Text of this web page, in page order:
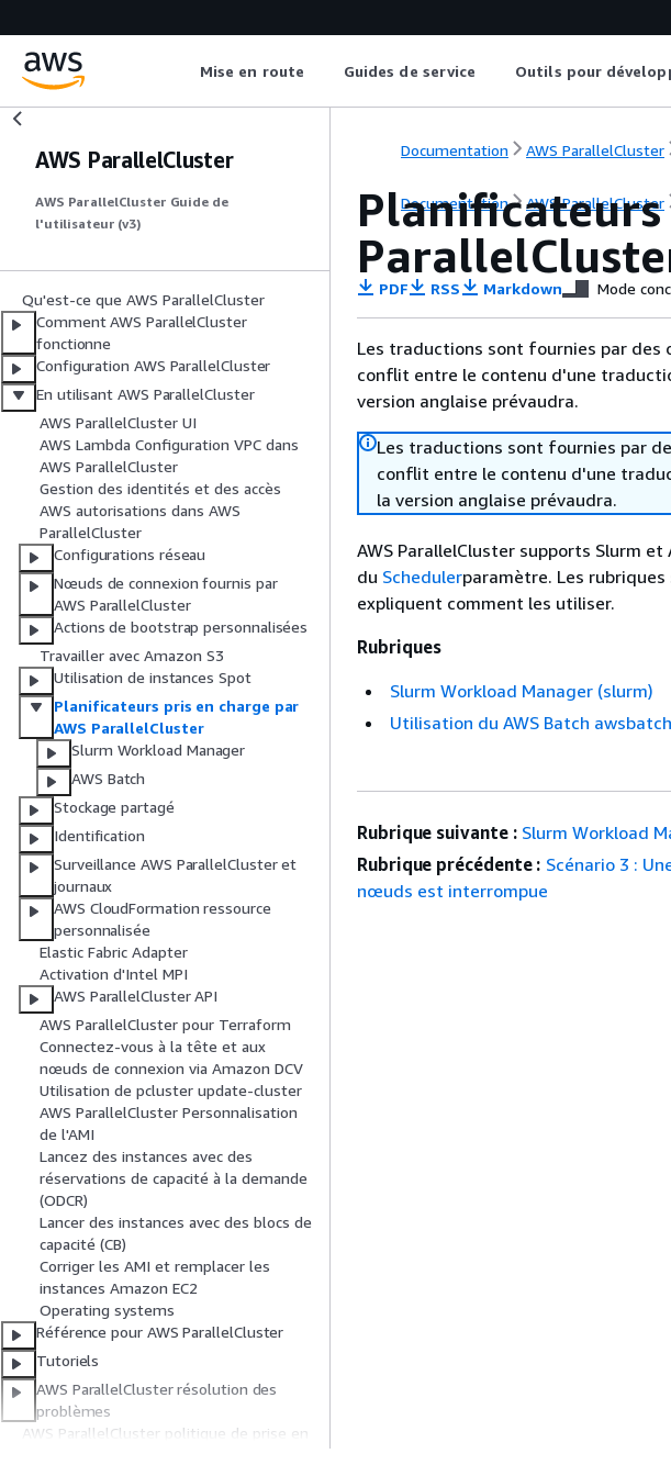
Mise en route Guides de service Outils pour
AWS ParallelCluster
AWS ParallelCluster Guide de
l'utilisateur (v3)
Qu'est-ce que AWS ParallelCluster
Comment AWS ParallelCluster
fonctionne
Configuration AWS ParallelCluster
En utilisant AWS ParallelCluster
AWS ParallelCluster UI
AWS Lambda Configuration VPC dans
AWS ParallelCluster
Gestion des identités et des accès
AWS autorisations dans AWS
ParallelCluster
Configurations réseau
Nœuds de connexion fournis par
AWS ParallelCluster
Actions de bootstrap personnalisées
Travailler avec Amazon S3
Utilisation de instances Spot
Planificateurs pris en charge par
AWS ParallelCluster
Slurm Workload Manager
AWS Batch
Stockage partagé
Identification
Surveillance AWS ParallelCluster et
journaux
AWS CloudFormation ressource
personnalisée
Elastic Fabric Adapter
Activation d'Intel MPI
AWS ParallelCluster API
AWS ParallelCluster pour Terraform
Connectez-vous à la tête et aux
nœuds de connexion via Amazon DCV
Utilisation de pcluster update-cluster
AWS ParallelCluster Personnalisation
de l'AMI
Lancez des instances avec des
réservations de capacité à la demande
(ODCR)
Lancer des instances avec des blocs de
capacité (CB)
Corriger les AMI et remplacer les
instances Amazon EC2
Operating systems
Référence pour AWS ParallelCluster
Tutoriels
AWS ParallelCluster résolution des
problèmes
AWS ParallelCluster politique de prise en
Documentation AWS ParallelCluster
Documentation AWS ParallelCluster
Planificateurs
PDF RSS Markdown Mode
Les traductions sont fournies par
conflit entre le contenu d'une
version anglaise prévaudra.
Les traductions sont fournies par
conflit entre le contenu d'une
la version anglaise prévaudra.
AWS ParallelCluster supports Slurm
du Schedulerparamètre. Les
expliquent comment les utiliser.
Rubriques
Slurm Workload Manager (slurm)
Utilisation du AWS Batch
Rubrique suivante : Slurm Workload
Rubrique précédente : Scénario 3 :
nœuds est interrompue